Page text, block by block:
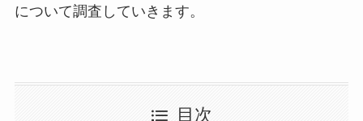
について調査していきます。
目次